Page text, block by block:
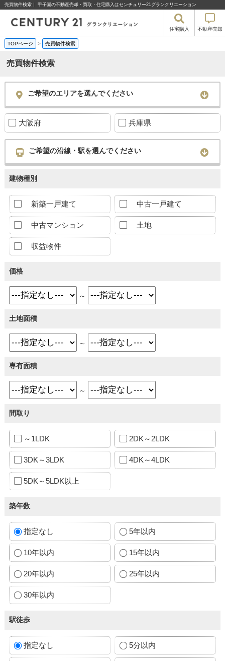
売買物件検索｜ 甲子園の不動産売却・買取・住宅購入はセンチュリー21グランクリエーション
住宅購入 不動産売却
TOPページ > 売買物件検索
売買物件検索
ご希望のエリアを選んでください
大阪府 兵庫県
ご希望の沿線・駅を選んでください
建物種別
新築一戸建て 中古一戸建て
中古マンション 土地
収益物件
価格
～
土地面積
～
専有面積
～
間取り
～1LDK 2DK～2LDK
3DK～3LDK 4DK～4LDK
5DK～5LDK以上
築年数
指定なし 5年以内
10年以内 15年以内
20年以内 25年以内
30年以内
駅徒歩
指定なし 5分以内